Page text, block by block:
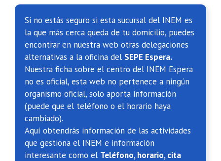
Si no estás seguro si esta sucursal del INEM es
la que más cerca queda de tu domicilio, puedes
encontrar en nuestra web otras delegaciones
alternativas a la oficina del SEPE Espera.
Nuestra ficha sobre el centro del INEM Espera
no es oficial, esta web no pertenece a ningún
organismo oficial, solo aporta información
(puede que el teléfono o el horario haya
cambiado).
Aquí obtendrás información de las actividades
que gestiona el INEM e información
interesante como el Teléfono, horario, cita